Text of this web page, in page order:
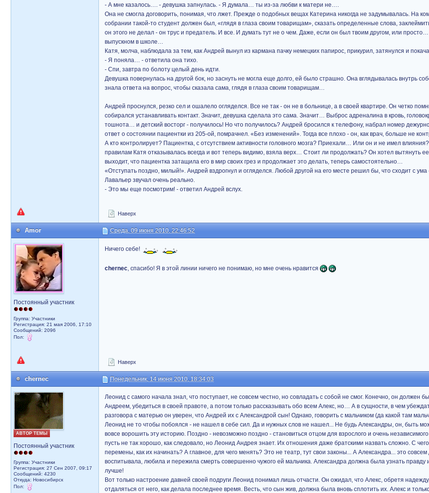
- А мне казалось…. - девушка запнулась. - Я думала… ты из-за любви к матери не….
Она не смогла договорить, понимая, что лжет. Прежде о подобных вещах Катерина никогда не задумывалась. На
собрании такой-то студент должен был, «глядя в глаза своим товарищам», сказать определенные слова,
он этого не делал - он трус и предатель. И все. И думать тут не о чем. Даже, если он был твоим другом, или
выпускном в школе…
Катя, молча, наблюдала за тем, как Андрей вынул из кармана пачку немецких папирос, прикурил, затянулся и
- Я поняла… - ответила она тихо.
- Спи, завтра по болоту целый день идти.
Девушка повернулась на другой бок, но заснуть не могла еще долго, ей было страшно. Она вглядывалась внутрь
знала ответа на вопрос, чтобы сказала сама, глядя в глаза своим товарищам…
Андрей проснулся, резко сел и ошалело огляделся. Все не так - он не в больнице, а в своей квартире. Он четко
собирался устанавливать контакт. Значит, девушка сделала это сама. Значит… Выброс адреналина в кровь,
тошнота… и детский восторг - получилось! Но что получилось? Андрей бросился к телефону, набрал номер
ответ о состоянии пациентки из 205-ой, помрачнел. «Без изменений». Тогда все плохо - он, как врач, больше не
А кто контролирует? Пациентка, с отсутствием активности головного мозга? Приехали… Или он и не имел
правилам Катя отказывалась всегда и вот теперь видимо, взяла верх… Стоит ли продолжать? Он хотел вытянуть
выходит, что пациентка затащила его в мир своих грез и продолжает это делать, теперь самостоятельно…
«Отступать поздно, милый!». Андрей вздрогнул и огляделся. Любой другой на его месте решил бы, что сходит с ума
Лавальер звучал очень реально.
- Это мы еще посмотрим! - ответил Андрей вслух.
Наверх
Amor Среда, 09 июня 2010, 22:46:52
Постоянный участник
Группа: Участники
Регистрация: 21 мая 2006, 17:10
Сообщений: 2096
Пол:
Ничего себе!
chernec, спасибо! Я в этой линии ничего не понимаю, но мне очень нравится
Наверх
chernec Понедельник, 14 июня 2010, 18:34:03
АВТОР ТЕМЫ
Постоянный участник
Группа: Участники
Регистрация: 27 Сен 2007, 09:17
Сообщений: 4230
Откуда: Новосибирск
Пол:
Леонид с самого начала знал, что поступает, не совсем честно, но совладать с собой не смог. Конечно, он должен
Андреем, убедиться в своей правоте, а потом только рассказывать обо всем Алекс, но… А в сущности, в чем
разговора с матерью он уверен, что Андрей их с Александрой сын! Однако, говорить с мальчиком (да какой там
Леонид не то чтобы побоялся - не нашел в себе сил. Да и нужных слов не нашел... Не будь Александры, он, быть
вовсе ворошить эту историю. Поздно - невозможно поздно - становиться отцом для взрослого и очень
пусть не так хорошо, как следовало, но Леонид Андрея знает. Их отношения даже братскими назвать сложно. С
перемены, как их начинать? А главное, для чего менять? Это не театр, тут свои законы... А Александра... это
воспитывала, любила и пережила смерть совершенно чужого ей мальчика. Александра должна была узнать правду
лучше!
Вот только настроение давней своей подруги Леонид понимал лишь отчасти. Он ожидал, что Алекс, обретя
отдаляться от него, как делала последнее время. Весть, что сын жив, должна была вновь сплотить их. Алекс и